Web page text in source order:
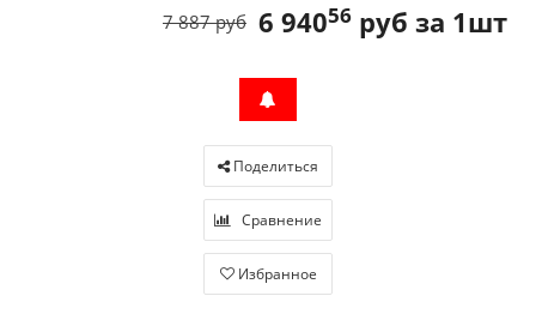
6 94056 руб за 1шт
7 887 руб
Поделиться
Сравнение
Избранное